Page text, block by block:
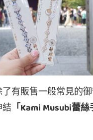
有販售一般常見的
「Kami Musubi蕾